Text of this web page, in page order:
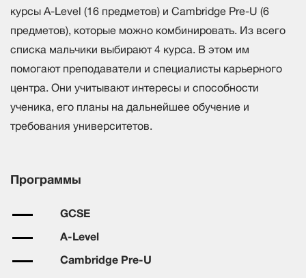
курсы A-Level (16 предметов) и Cambridge Pre-U (6
предметов), которые можно комбинировать. Из всего
списка мальчики выбирают 4 курса. В этом им
помогают преподаватели и специалисты карьерного
центра. Они учитывают интересы и способности
ученика, его планы на дальнейшее обучение и
требования университетов.
Программы
GCSE
A-Level
Cambridge Pre-U